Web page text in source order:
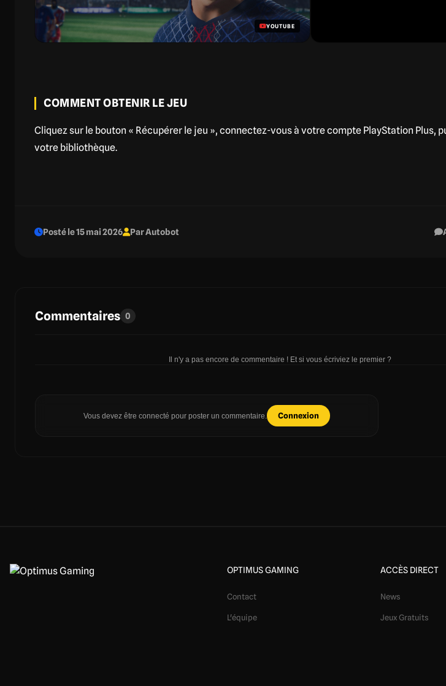
YOUTUBE
COMMENT OBTENIR LE JEU
Cliquez sur le bouton « Récupérer le jeu », connectez-vous à votre compte PlayStation Plus,
votre bibliothèque.
Posté le 15 mai 2026 Par Autobot
Commentaires 0
Il n'y a pas encore de commentaire ! Et si vous écriviez le premier ?
Vous devez être connecté pour poster un commentaire. Connexion
OPTIMUS GAMING
Contact
L'équipe
ACCÈS DIRECT
News
Jeux Gratuits